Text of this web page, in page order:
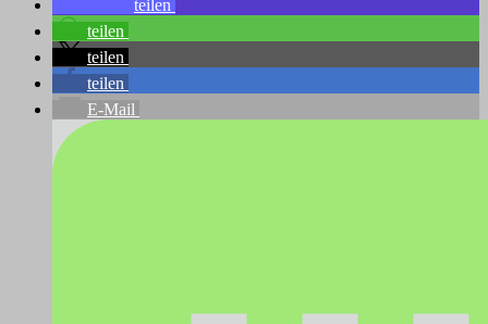
teilen
teilen
teilen
teilen
E-Mail